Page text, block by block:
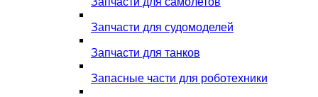
Запчасти для судомоделей
Запчасти для танков
Запасные части для роботехники